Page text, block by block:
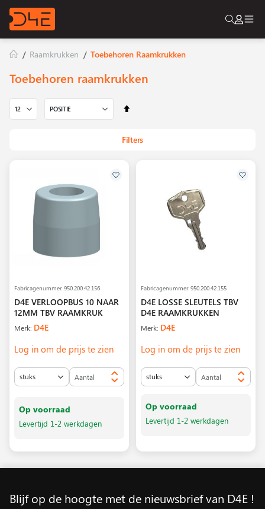
Raamkrukken Toebehoren Raamkrukken
Toebehoren raamkrukken
Filters
Van
laag
Fabricagenummer. 950.200.42.156
D4E VERLOOPBUS 10 NAAR
12MM TBV RAAMKRUK
Merk: D4E
Log in om de prijs te zien
Op voorraad
Levertijd 1-2 werkdagen
Fabricagenummer. 950.200.42.155
D4E LOSSE SLEUTELS TBV
D4E RAAMKRUKKEN
Merk: D4E
Log in om de prijs te zien
Op voorraad
Levertijd 1-2 werkdagen
Blijf op de hoogte met de nieuwsbrief van D4E !